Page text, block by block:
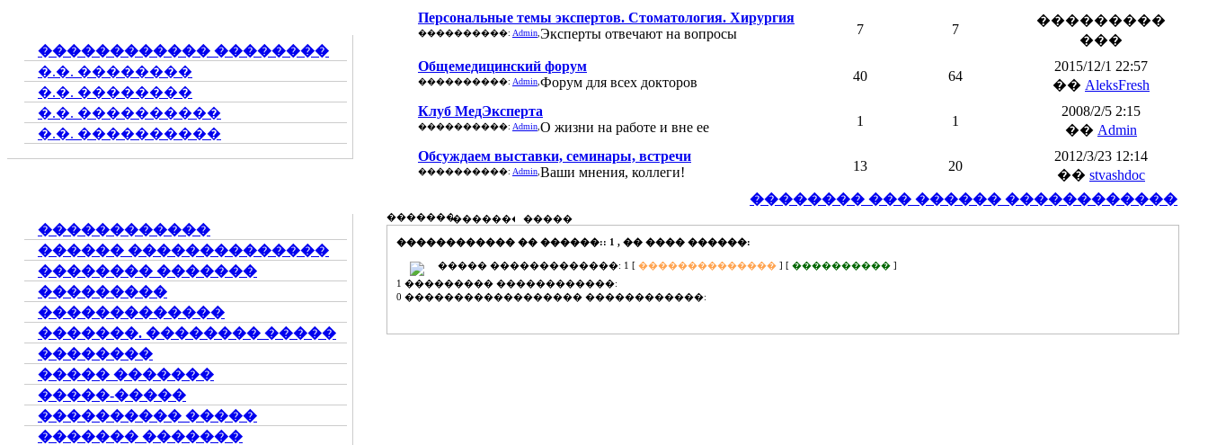
������������ ��������
�.�. ��������
�.�. ��������
�.�. ����������
�.�. ����������
������������
������ ��������������
�������� �������
���������
�������������
�������. �������� �����
��������
����� �������
�����-�����
���������� �����
������� �������
Персональные темы экспертов. Стоматология. Хирургия
Эксперты отвечают на вопросы
����������: Admin 7 7
���������
���
Общемедицинский форум
Форум для всех докторов
����������: Admin 40 64
2015/12/1 22:57
�� AleksFresh
Клуб МедЭксперта
О жизни на работе и вне ее
����������: Admin 1 1
2008/2/5 2:15
�� Admin
Обсуждаем выставки, семинары, встречи
Ваши мнения, коллеги!
����������: Admin 13 20
2012/3/23 12:14
�� stvashdoc
�������� ��� ������ ������������
������������ �� ������:
������� �����
������������ �� ������:: 1 , �� ���� ������:
����� �������������: 1 [ �������������� ] [ ���������� ]
1 ��������� ������������:
0 ������������������ ������������: